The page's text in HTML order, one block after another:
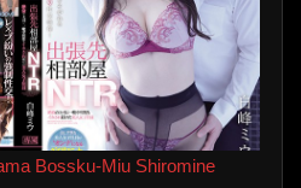
Bossku-Miu Shiromine